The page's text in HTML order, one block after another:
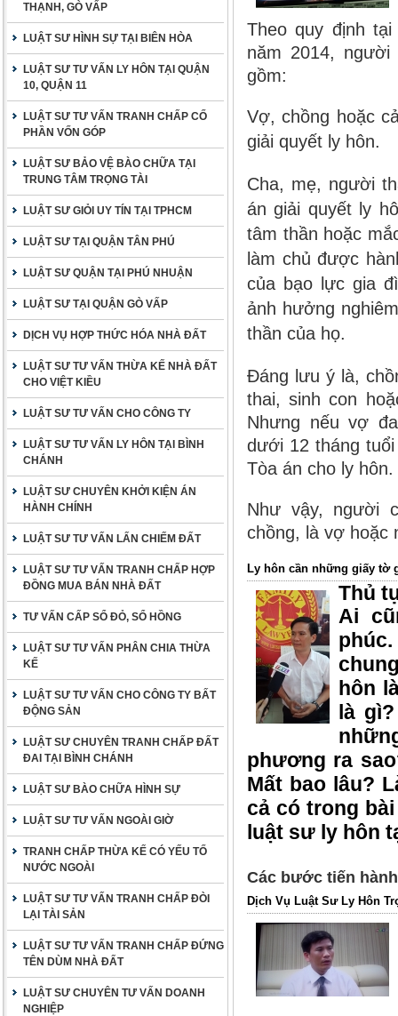
THẠNH, GÒ VẤP
LUẬT SƯ HÌNH SỰ TẠI BIÊN HÒA
LUẬT SƯ TƯ VẤN LY HÔN TẠI QUẬN
10, QUẬN 11
LUẬT SƯ TƯ VẤN TRANH CHẤP CỐ
PHẦN VỐN GÓP
LUẬT SƯ BẢO VỆ BÀO CHỮA TẠI
TRUNG TÂM TRỌNG TÀI
LUẬT SƯ GIỎI UY TÍN TẠI TPHCM
LUẬT SƯ TẠI QUẬN TÂN PHÚ
LUẬT SƯ QUẬN TẠI PHÚ NHUẬN
LUẬT SƯ TẠI QUẬN GÒ VẤP
DỊCH VỤ HỢP THỨC HÓA NHÀ ĐẤT
LUẬT SƯ TƯ VẤN THỪA KẾ NHÀ ĐẤT
CHO VIỆT KIỀU
LUẬT SƯ TƯ VẤN CHO CÔNG TY
LUẬT SƯ TƯ VẤN LY HÔN TẠI BÌNH
CHÁNH
LUẬT SƯ CHUYÊN KHỞI KIỆN ÁN
HÀNH CHÍNH
LUẬT SƯ TƯ VẤN LẤN CHIẾM ĐẤT
LUẬT SƯ TƯ VẤN TRANH CHẤP HỢP
ĐỒNG MUA BÁN NHÀ ĐẤT
TƯ VẤN CẤP SỔ ĐỎ, SỔ HỒNG
LUẬT SƯ TƯ VẤN PHÂN CHIA THỪA
KẾ
LUẬT SƯ TƯ VẤN CHO CÔNG TY BẤT
ĐỘNG SẢN
LUẬT SƯ CHUYÊN TRANH CHẤP ĐẤT
ĐAI TẠI BÌNH CHÁNH
LUẬT SƯ BÀO CHỮA HÌNH SỰ
LUẬT SƯ TƯ VẤN NGOÀI GIỜ
TRANH CHẤP THỪA KẾ CÓ YẾU TỐ
NƯỚC NGOÀI
LUẬT SƯ TƯ VẤN TRANH CHẤP ĐÒI
LẠI TÀI SẢN
LUẬT SƯ TƯ VẤN TRANH CHẤP ĐỨNG
TÊN DÙM NHÀ ĐẤT
LUẬT SƯ CHUYÊN TƯ VẤN DOANH
NGHIỆP
Theo quy định
năm 2014, người
gồm:
Vợ, chồng hoặc
giải quyết ly hôn.
Cha, mẹ, người
án giải quyết ly
tâm thần hoặc
làm chủ được
của bạo lực gia
ảnh hưởng
thần của họ.
Đáng lưu ý là,
thai, sinh con
Nhưng nếu vợ
dưới 12 tháng
Tòa án cho ly hôn.
Như vậy, người
chồng, là vợ hoặc
Ly hôn cần những giấy tờ
Thủ
Ai
hôn
là
phương ra
Mất bao lâu?
cả có trong
luật sư ly hôn
Các bước tiến
Dịch Vụ Luật Sư Ly Hôn